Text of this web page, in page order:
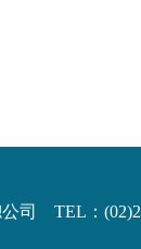
司 TEL：